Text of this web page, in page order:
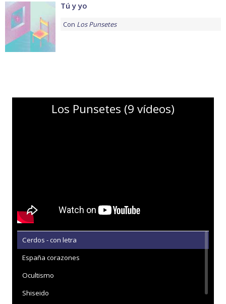
Tú y yo
Con Los Punsetes
Los Punsetes (9 vídeos)
Cerdos - con letra
España corazones
Ocultismo
Shiseido